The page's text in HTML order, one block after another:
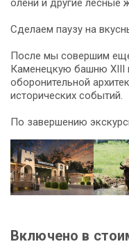
Сделаем паузу на
После мы совершим
Каменецкую башню XIII
оборонительной
исторических событий.
По завершению
Включено в